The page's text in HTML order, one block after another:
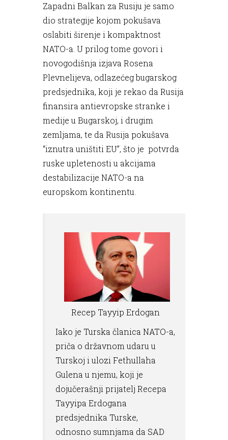
Zapadni Balkan za Rusiju je samo
dio strategije kojom pokušava
oslabiti širenje i kompaktnost
NATO-a. U prilog tome govori i
novogodišnja izjava Rosena
Plevnelijeva, odlazećeg bugarskog
predsjednika, koji je rekao da Rusija
finansira antievropske stranke i
medije u Bugarskoj, i drugim
zemljama, te da Rusija pokušava
“iznutra uništiti EU”, što je potvrda
ruske upletenosti u akcijama
destabilizacije NATO-a na
europskom kontinentu.
Recep Tayyip Erdogan
Iako je Turska članica NATO-a,
priča o državnom udaru u
Turskoj i ulozi Fethullaha
Gulena u njemu, koji je
dojučerašnji prijatelj Recepa
Tayyipa Erdogana
predsjednika Turske,
odnosno sumnjama da SAD